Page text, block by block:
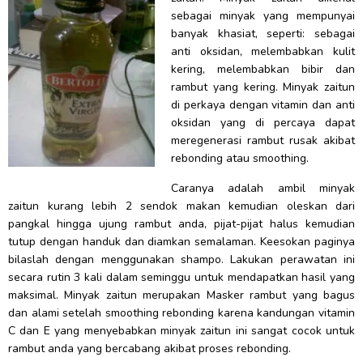
sebagai minyak yang mempunyai
banyak khasiat, seperti: sebagai
anti oksidan, melembabkan kulit
kering, melembabkan bibir dan
rambut yang kering. Minyak zaitun
di perkaya dengan vitamin dan anti
oksidan yang di percaya dapat
meregenerasi rambut rusak akibat
rebonding atau smoothing.
Caranya adalah ambil minyak
zaitun kurang lebih 2 sendok makan kemudian oleskan dari
pangkal hingga ujung rambut anda, pijat-pijat halus kemudian
tutup dengan handuk dan diamkan semalaman. Keesokan paginya
bilaslah dengan menggunakan shampo. Lakukan perawatan ini
secara rutin 3 kali dalam seminggu untuk mendapatkan hasil yang
maksimal. Minyak zaitun merupakan Masker rambut yang bagus
dan alami setelah smoothing rebonding karena kandungan vitamin
C dan E yang menyebabkan minyak zaitun ini sangat cocok untuk
rambut anda yang bercabang akibat proses rebonding.